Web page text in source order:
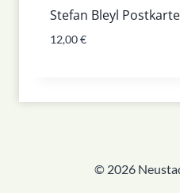
Stefan Bleyl
12,00€
© 2026